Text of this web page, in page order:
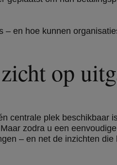
– en hoe kunnen
op
centrale plek beschikbaar
zodra u een
– en net de inzichten